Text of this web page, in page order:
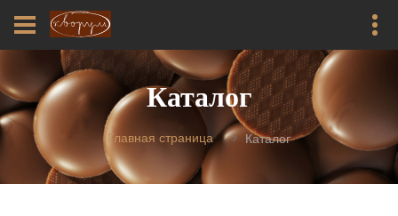
Каталог
Главная страница Каталог